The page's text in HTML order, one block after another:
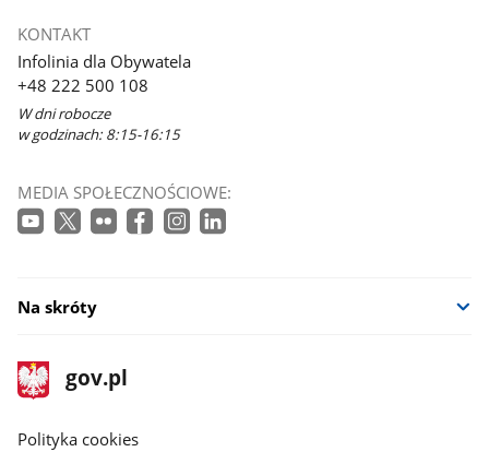
KONTAKT
Infolinia dla Obywatela
+48 222 500 108
W dni robocze
w godzinach: 8:15-16:15
MEDIA SPOŁECZNOŚCIOWE:
Na skróty
stopka
gov.pl
Strona
gov.pl
gov.pl
Polityka cookies